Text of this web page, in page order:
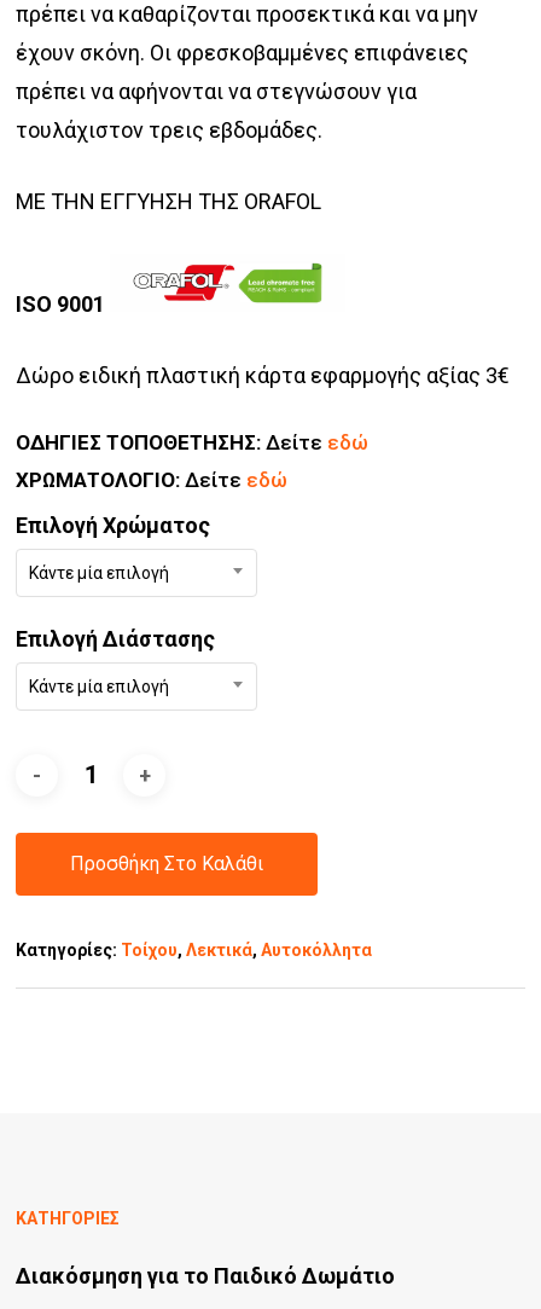
πρέπει να καθαρίζονται προσεκτικά και να μην
έχουν σκόνη. Οι φρεσκοβαμμένες επιφάνειες
πρέπει να αφήνονται να στεγνώσουν για
τουλάχιστον τρεις εβδομάδες.
ΜΕ ΤΗΝ ΕΓΓΥΗΣΗ ΤΗΣ ORAFOL
ISO 9001
Δώρο ειδική πλαστική κάρτα εφαρμογής αξίας 3€
ΟΔΗΓΙΕΣ ΤΟΠΟΘΕΤΗΣΗΣ: Δείτε εδώ
ΧΡΩΜΑΤΟΛΟΓΙΟ: Δείτε εδώ
Επιλογή Χρώματος
Κάντε μία επιλογή
Επιλογή Διάστασης
Κάντε μία επιλογή
Προσθήκη Στο Καλάθι
Κατηγορίες: Τοίχου,Λεκτικά,Αυτοκόλλητα
ΚΑΤΗΓΟΡΙΕΣ
Διακόσμηση για το Παιδικό Δωμάτιο